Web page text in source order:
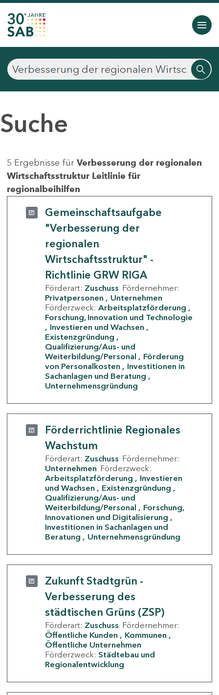
Suche
5 Ergebnisse für Verbesserung der regionalen
Wirtschaftsstruktur Leitlinie für
regionalbeihilfen
Gemeinschaftsaufgabe
"Verbesserung der
regionalen
Wirtschaftsstruktur" -
Richtlinie GRW RIGA
Förderart: Zuschuss Fördernehmer:
Privatpersonen
Unternehmen
Förderzweck: Arbeitsplatzförderung
Forschung, Innovation und Technologie
Investieren und Wachsen
Existenzgründung
Qualifizierung/Aus- und
Weiterbildung/Personal
Förderung
von Personalkosten
Investitionen in
Sachanlagen und Beratung
Unternehmensgründung
Förderrichtlinie Regionales
Wachstum
Förderart: Zuschuss Fördernehmer:
Unternehmen Förderzweck:
Arbeitsplatzförderung
Investieren
und Wachsen
Existenzgründung
Qualifizierung/Aus- und
Weiterbildung/Personal
Forschung,
Innovationen und Digitalisierung
Investitionen in Sachanlagen und
Beratung
Unternehmensgründung
Zukunft Stadtgrün -
Verbesserung des
städtischen Grüns (ZSP)
Förderart: Zuschuss Fördernehmer:
Öffentliche Kunden
Kommunen
Öffentliche Unternehmen
Förderzweck: Städtebau und
Regionalentwicklung